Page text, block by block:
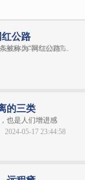
公路
被称为“网红公路”...
2024-06-04 20:31:06
的三类
也是人们增进感
2024-05-17 23:44:58